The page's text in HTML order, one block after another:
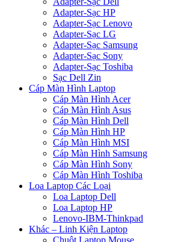
Adapter-Sạc HP
Adapter-Sạc Lenovo
Adapter-Sạc LG
Adapter-Sạc Samsung
Adapter-Sạc Sony
Adapter-Sạc Toshiba
Sạc Dell Zin
Cáp Màn Hình Laptop
Cáp Màn Hình Acer
Cáp Màn Hình Asus
Cáp Màn Hình Dell
Cáp Màn Hình HP
Cáp Màn Hình MSI
Cáp Màn Hình Samsung
Cáp Màn Hình Sony
Cáp Màn Hình Toshiba
Loa Laptop Các Loại
Loa Laptop Dell
Loa Laptop HP
Lenovo-IBM-Thinkpad
Khác – Linh Kiện Laptop